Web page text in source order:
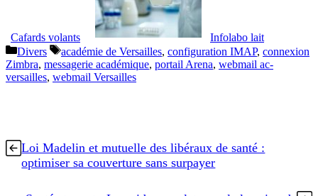
Cafards volants
Infolabo lait
Catégories
Divers Étiquettes
académie de Versailles, configuration IMAP, connexion
Zimbra, messagerie académique, portail Arena, webmail ac-
versailles, webmail Versailles
Loi Madelin et mutuelle des libéraux de santé :
optimiser sa couverture sans surpayer